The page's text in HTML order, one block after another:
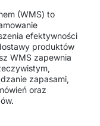
(WMS) to
efektywności
produktów
WMS zapewnia
zapasami,
oraz